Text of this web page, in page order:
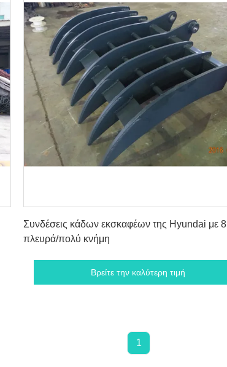
Συνδέσεις κάδων εκσκαφέων της Hyundai με 8
πλευρά/πολύ κνήμη
Βρείτε την καλύτερη τιμή
1